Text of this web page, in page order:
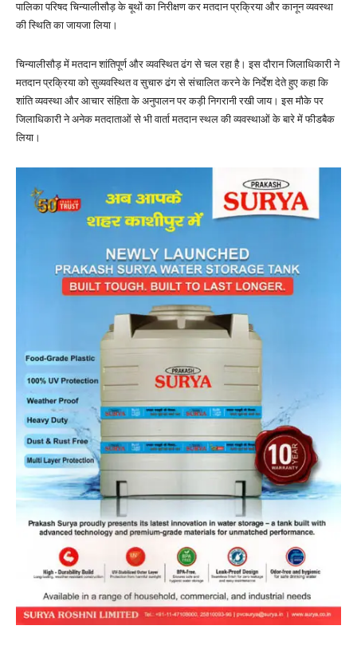
पालिका परिषद चिन्यालीसौड़ के बूथों का निरीक्षण कर मतदान प्रक्रिया और कानून व्यवस्था
की स्थिति का जायजा लिया।
चिन्यालीसौड़ में मतदान शांतिपूर्ण और व्यवस्थित ढंग से चल रहा है। इस दौरान जिलाधिकारी ने
मतदान प्रक्रिया को सुव्यवस्थित व सुचारु ढंग से संचालित करने के निर्देश देते हुए कहा कि
शांति व्यवस्था और आचार संहिता के अनुपालन पर कड़ी निगरानी रखी जाय। इस मौके पर
जिलाधिकारी ने अनेक मतदाताओं से भी वार्ता मतदान स्थल की व्यवस्थाओं के बारे में फीडबैक
लिया।